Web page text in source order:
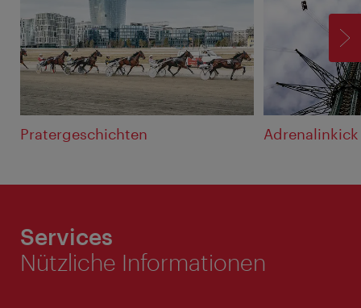
Pratergeschichten
Services
Nützliche Informationen